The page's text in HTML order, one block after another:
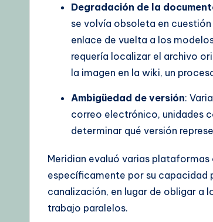
Degradación de la
se volvía obsoleta en
enlace de vuelta a los
requería localizar el archivo
la imagen en la wiki, un
Ambigüedad de versión:
correo electrónico, unidades
determinar qué versión
Meridian evaluó varias
específicamente por su capacidad
canalización, en lugar de obligar a
trabajo paralelos.